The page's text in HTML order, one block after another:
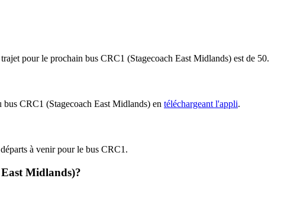
pour le prochain bus CRC1 (Stagecoach East Midlands) est de 50.
CRC1 (Stagecoach East Midlands) en téléchargeant l'appli.
à venir pour le bus CRC1.
Midlands)?